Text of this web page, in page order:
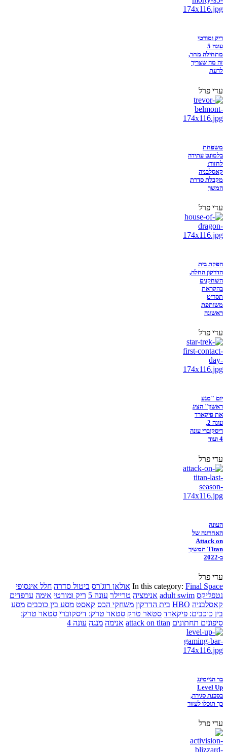
ריק ומורטי
עונה 5
מתחילה מחר,
זה מה שצריך
לדעת
עדי פרל
משפחת
בלמונט עתידה
לחזור:
קאסלבניה
מקבלת סדרת
המשך
עדי פרל
הפקת בית
הדרקון החלה,
השחקנים
בהקראת
תסריט
משותפת
ראשונה
עדי פרל
יום "מגע
ראשון" הציג
את פיקארד
עונה 2,
דיסקוברי עונה
4 ועוד
עדי פרל
העונה
האחרונה של
Attack on
Titan תמשיך
ב-2022
עדי פרל
In this category: Final Space אולאן רוג'רס ביטול סדרה חלל אינסופי
נטפליקס adult swim אנימציה טריילר עונה 5 ריק ומורטי אימה ערפדים
קאסלבניה HBO בית הדרקון משחקי הכס קאסט מסע בין כוכבים מסע
בין כוכבים: פיקארד סטאר טרק סטאר טרק: דיסקוברי סטאר טרק:
סיפונים תחתונים attack on titan אנימה מנגה עונה 4
בר הגיימינג
Level Up
בסכנת סגירה,
כך תוכלו לעזור
עדי פרל